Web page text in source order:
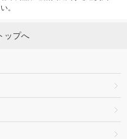
。
ップへ